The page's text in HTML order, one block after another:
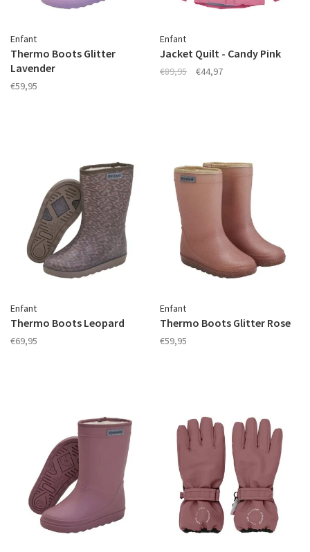
Enfant
Thermo Boots Glitter
Lavender
€59,95
Enfant
Jacket Quilt - Candy Pink
€89,95 €44,97
Enfant
Thermo Boots Leopard
€69,95
Enfant
Thermo Boots Glitter Rose
€59,95